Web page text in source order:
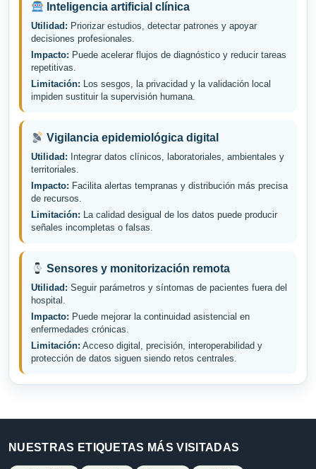
Inteligencia artificial clínica
Utilidad: Priorizar estudios, detectar patrones y apoyar
decisiones profesionales.
Impacto: Puede acelerar flujos de diagnóstico y reducir tareas
repetitivas.
Limitación: Los sesgos, la privacidad y la validación local
impiden sustituir la supervisión humana.
Vigilancia epidemiológica digital
Utilidad: Integrar datos clínicos, laboratoriales, ambientales y
territoriales.
Impacto: Facilita alertas tempranas y distribución más precisa
de recursos.
Limitación: La calidad desigual de los datos puede producir
señales incompletas o falsas.
Sensores y monitorización remota
Utilidad: Seguir parámetros y síntomas de pacientes fuera del
hospital.
Impacto: Puede mejorar la continuidad asistencial en
enfermedades crónicas.
Limitación: Acceso digital, precisión, interoperabilidad y
protección de datos siguen siendo retos centrales.
NUESTRAS ETIQUETAS MÁS VISITADAS